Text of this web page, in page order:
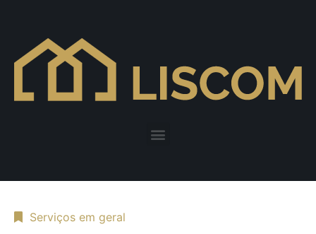
Serviços em geral